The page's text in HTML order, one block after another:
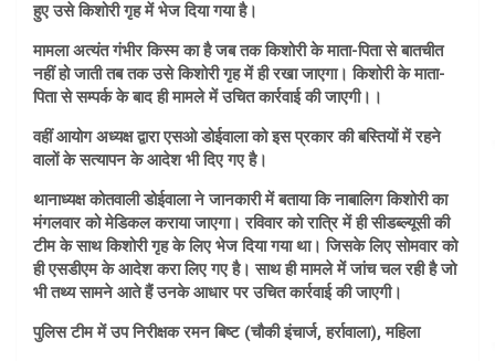
हुए उसे किशोरी गृह में भेज दिया गया है।
मामला अत्यंत गंभीर किस्म का है जब तक किशोरी के माता-पिता से बातचीत
नहीं हो जाती तब तक उसे किशोरी गृह में ही रखा जाएगा। किशोरी के माता-
पिता से सम्पर्क के बाद ही मामले में उचित कार्रवाई की जाएगी।।
वहीं आयोग अध्यक्ष द्वारा एसओ डोईवाला को इस प्रकार की बस्तियों में रहने
वालों के सत्यापन के आदेश भी दिए गए है।
थानाध्यक्ष कोतवाली डोईवाला ने जानकारी में बताया कि नाबालिग किशोरी का
मंगलवार को मेडिकल कराया जाएगा। रविवार को रात्रि में ही सीडब्ल्यूसी की
टीम के साथ किशोरी गृह के लिए भेज दिया गया था। जिसके लिए सोमवार को
ही एसडीएम के आदेश करा लिए गए है। साथ ही मामले में जांच चल रही है जो
भी तथ्य सामने आते हैं उनके आधार पर उचित कार्रवाई की जाएगी।
पुलिस टीम में उप निरीक्षक रमन बिष्ट (चौकी इंचार्ज, हर्रावाला), महिला